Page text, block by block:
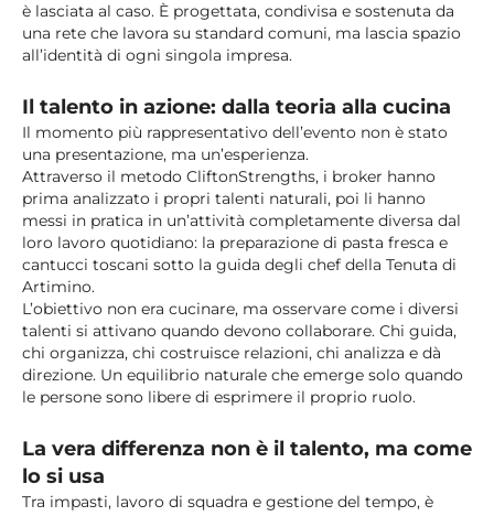
è lasciata al caso. È progettata, condivisa e sostenuta da
una rete che lavora su standard comuni, ma lascia spazio
all’identità di ogni singola impresa.
Il talento in azione: dalla teoria alla cucina
Il momento più rappresentativo dell’evento non è stato
una presentazione, ma un’esperienza.
Attraverso il metodo CliftonStrengths, i broker hanno
prima analizzato i propri talenti naturali, poi li hanno
messi in pratica in un’attività completamente diversa dal
loro lavoro quotidiano: la preparazione di pasta fresca e
cantucci toscani sotto la guida degli chef della Tenuta di
Artimino.
L’obiettivo non era cucinare, ma osservare come i diversi
talenti si attivano quando devono collaborare. Chi guida,
chi organizza, chi costruisce relazioni, chi analizza e dà
direzione. Un equilibrio naturale che emerge solo quando
le persone sono libere di esprimere il proprio ruolo.
La vera differenza non è il talento, ma come
lo si usa
Tra impasti, lavoro di squadra e gestione del tempo, è